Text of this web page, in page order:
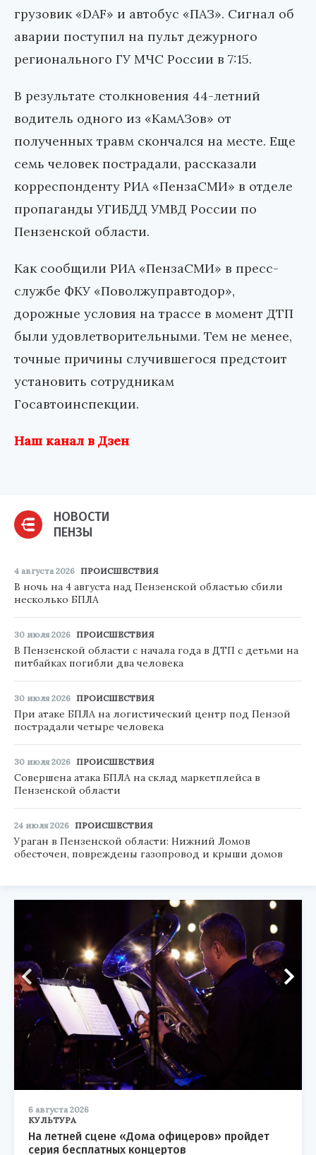
грузовик «DAF» и автобус «ПАЗ». Сигнал об
аварии поступил на пульт дежурного
регионального ГУ МЧС России в 7:15.
В результате столкновения 44-летний
водитель одного из «КамАЗов» от
полученных травм скончался на месте. Еще
семь человек пострадали, рассказали
корреспонденту РИА «ПензаСМИ» в отделе
пропаганды УГИБДД УМВД России по
Пензенской области.
Как сообщили РИА «ПензаСМИ» в пресс-
службе ФКУ «Поволжуправтодор»,
дорожные условия на трассе в момент ДТП
были удовлетворительными. Тем не менее,
точные причины случившегося предстоит
установить сотрудникам
Госавтоинспекции.
Наш канал в Дзен
НОВОСТИ
ПЕНЗЫ
4 августа 2026 ПРОИСШЕСТВИЯ
В ночь на 4 августа над Пензенской областью сбили
несколько БПЛА
30 июля 2026 ПРОИСШЕСТВИЯ
В Пензенской области с начала года в ДТП с детьми на
питбайках погибли два человека
30 июля 2026 ПРОИСШЕСТВИЯ
При атаке БПЛА на логистический центр под Пензой
пострадали четыре человека
30 июля 2026 ПРОИСШЕСТВИЯ
Совершена атака БПЛА на склад маркетплейса в
Пензенской области
24 июля 2026 ПРОИСШЕСТВИЯ
Ураган в Пензенской области: Нижний Ломов
обесточен, повреждены газопровод и крыши домов
6 августа 2026
КУЛЬТУРА
На летней сцене «Дома офицеров» пройдет
серия бесплатных концертов